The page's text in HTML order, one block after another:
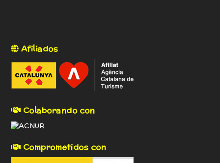
Afiliados
Colaborando con
Comprometidos con